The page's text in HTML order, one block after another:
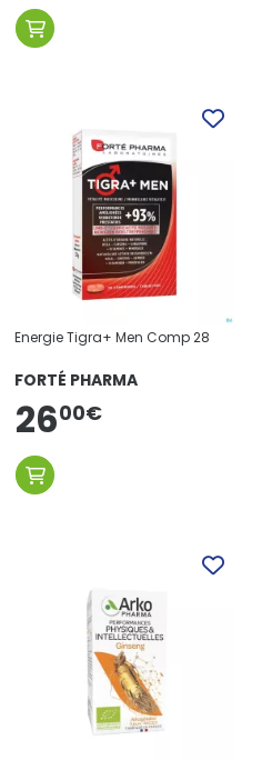
Energie Tigra+ Men Comp 28
FORTÉ PHARMA
2600€